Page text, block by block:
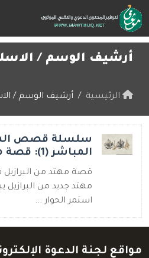
أرشيف الوسم /
الرئيسية أرشيف الوسم /
سلسلة قصص
المباشر (1): قصة مهتد من البرازيل
قصة مهتد من
استمر الحوار ...
مواقع لجنة الدعوة